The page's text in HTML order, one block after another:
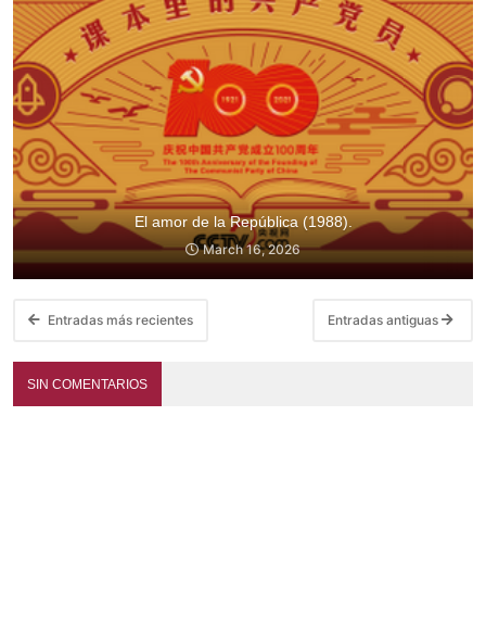
El amor de la República (1988).
March 16, 2026
Entradas más recientes Entradas antiguas
SIN COMENTARIOS